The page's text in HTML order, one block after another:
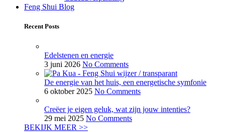
Feng Shui Blog
Recent Posts
Edelstenen en energie
3 juni 2026 No Comments
De energie van het huis, een energetische symfonie
6 oktober 2025 No Comments
Creëer je eigen geluk, wat zijn jouw intenties?
29 mei 2025 No Comments
BEKIJK MEER >>